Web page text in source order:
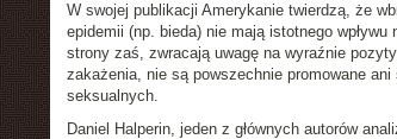
W swojej publikacji Amerykanie twierdzą, że
epidemii (np. bieda) nie mają istotnego
strony zaś, zwracają uwagę na wyraźnie
zakażenia, nie są powszechnie promowane
seksualnych.
Daniel Halperin, jeden z głównych autorów